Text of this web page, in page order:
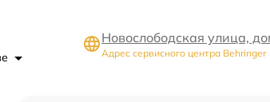
Новослободская улица,
Адрес сервисного центра Behringer